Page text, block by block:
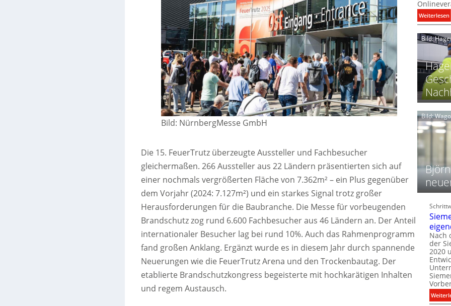
Bild: NürnbergMesse GmbH
Die 15. FeuerTrutz überzeugte Aussteller und Fachbesucher
gleichermaßen. 266 Aussteller aus 22 Ländern präsentierten sich auf
einer nochmals vergrößerten Fläche von 7.362m² – ein Plus gegenüber
dem Vorjahr (2024: 7.127m²) und ein starkes Signal trotz großer
Herausforderungen für die Baubranche. Die Messe für vorbeugenden
Brandschutz zog rund 6.600 Fachbesucher aus 46 Ländern an. Der Anteil
internationaler Besucher lag bei rund 10%. Auch das Rahmenprogramm
fand großen Anklang. Ergänzt wurde es in diesem Jahr durch spannende
Neuerungen wie die FeuerTrutz Arena und den Trockenbautag. Der
etablierte Brandschutzkongress begeisterte mit hochkarätigen Inhalten
und regem Austausch.
r
ü
c
n
2
c
h
t
l
e
c
t
Weiterlesen:
I
0
5
l
s
s
e
f
r
i
g
i
t
l
Bild:
Bild:
Nach
der
2020